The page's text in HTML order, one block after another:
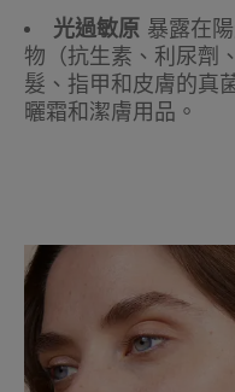
光過敏原 暴露在
物（抗生素、利尿劑
髮、指甲和皮膚的真
曬霜和潔膚用品。